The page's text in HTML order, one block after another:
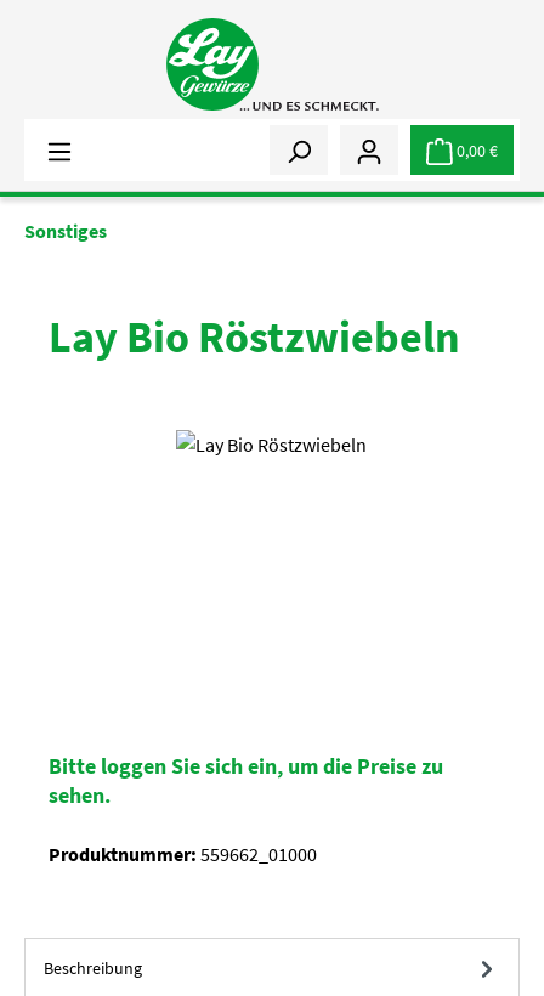
Zum Hauptinhalt springen
0,00 €
Sonstiges
Lay Bio Röstzwiebeln
Bildergalerie überspringen
Bitte loggen Sie sich ein, um die Preise zu
sehen.
Produktnummer: 559662_01000
Beschreibung